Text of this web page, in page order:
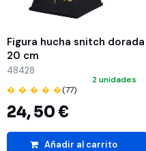
Figura hucha snitch dorada
20 cm
48428
� � � � �(77)
24,50 €
2 unidades
Añadir al carrito